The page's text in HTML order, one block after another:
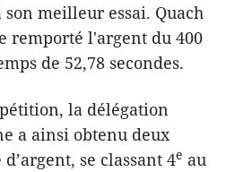
meilleur essai. Quach
remporté l'argent ​du 400
de 52,78 secondes.
la délégation
a ainsi obtenu deux
se classant 4e au